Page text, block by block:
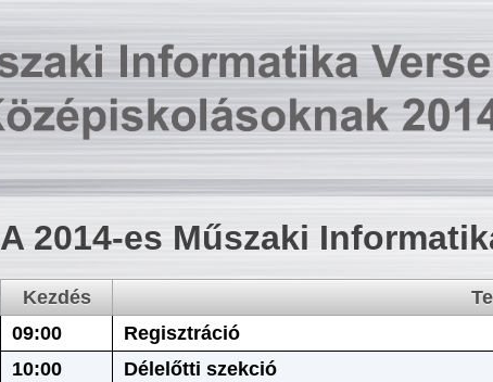
A 2014-es Műszaki
Kezdés
09:00
Regisztráció
10:00
Délelőtti szekció